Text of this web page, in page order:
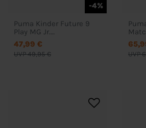
-4%
Puma Kinder Future 9
Play MG Jr.
Fußballschuhe - 109195
UVP 49,95 €
47,99 €
UVP